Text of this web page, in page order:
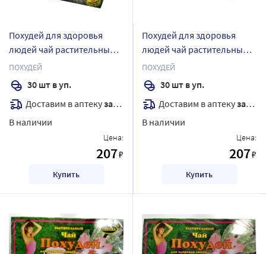
Похудей для здоровья
людей чай растительный/
вишня 2 гр 30 шт. фильтр-
пакеты
ПОХУДЕЙ
30 шт в уп.
Доставим в аптекузавтра
В наличии
Цена:
207₽
Купить
Похудей для здоровья
людей чай растительный/
апельсин 2 гр 30 шт.
фильтр-пакеты
ПОХУДЕЙ
30 шт в уп.
Доставим в аптекузавтра
В наличии
Цена:
207₽
Купить